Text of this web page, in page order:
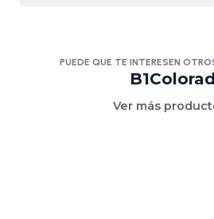
PUEDE QUE TE INTERESEN
Ver más